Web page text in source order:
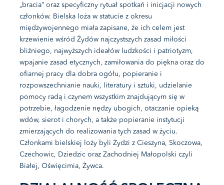
„bracia” oraz specyficzny rytuał spotkań i inicjacji nowych
członków. Bielska loża w statucie z okresu
międzywojennego miała zapisane, że ich celem jest
krzewienie wśród Żydów najczystszych zasad miłości
bliźniego, najwyższych ideałów ludzkości i patriotyzm,
wpajanie zasad etycznych, zamiłowania do piękna oraz do
ofiarnej pracy dla dobra ogółu, popieranie i
rozpowszechnianie nauki, literatury i sztuki, udzielanie
pomocy radą i czynem wszystkim znajdującym się w
potrzebie, łagodzenie nędzy ubogich, otaczanie opieką
wdów, sierot i chorych, a także popieranie instytucji
zmierzających do realizowania tych zasad w życiu.
Członkami bielskiej loży byli Żydzi z Cieszyna, Skoczowa,
Czechowic, Dziedzic oraz Zachodniej Małopolski czyli
Białej, Oświęcimia, Żywca.